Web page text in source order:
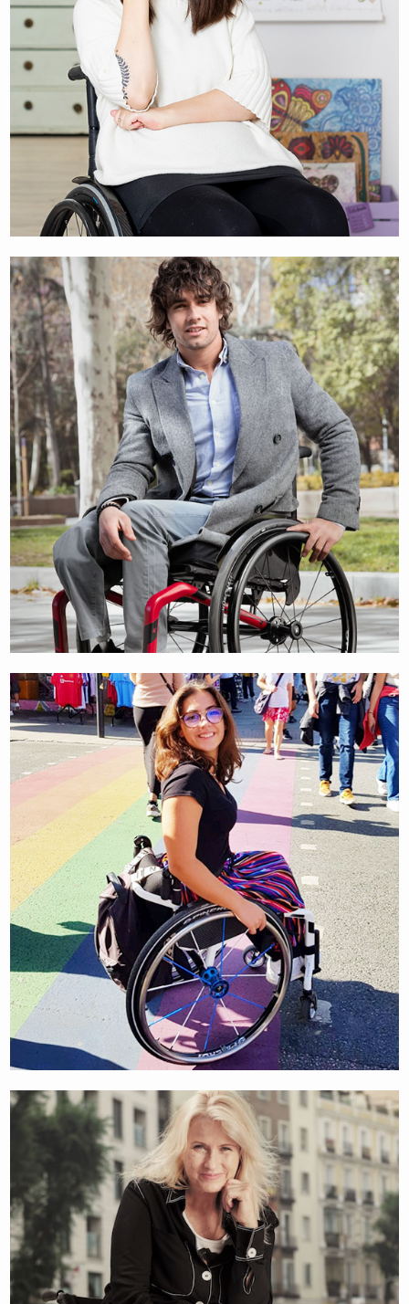
REVALIDATIE ADVISEUR & ROLSTOELATLEET
TINA HÖTZENDORFER
ONDERNEMER, ARTIEST & MOEDER
DANIEL CAVERZASCHI
INTERNATIONALE TENNISSPELER
MERLE MENJE
PARALYMPIËR & PUPIL